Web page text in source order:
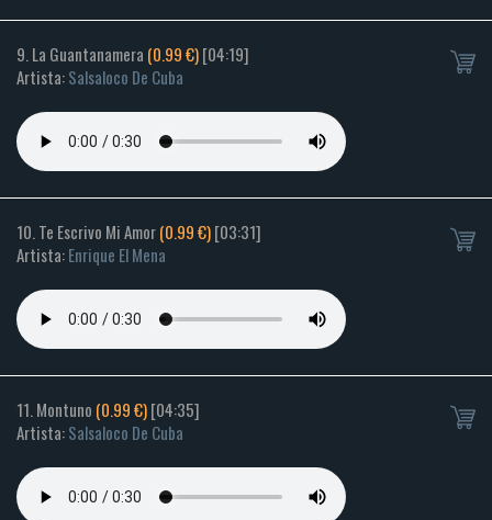
9. La Guantanamera (0.99 €)[04:19]
Artista:Salsaloco De Cuba
10. Te Escrivo Mi Amor(0.99 €)[03:31]
Artista:Enrique El Mena
11. Montuno (0.99 €)[04:35]
Artista:Salsaloco De Cuba